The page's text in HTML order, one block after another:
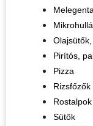
Pirítós,
Pizza
Rizsfőzők
Sütők